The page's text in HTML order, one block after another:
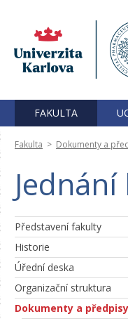
FAKULTA
Fakulta > Dokumenty a
Představení fakulty
Historie
Úřední deska
Organizační struktura
Dokumenty a předpisy